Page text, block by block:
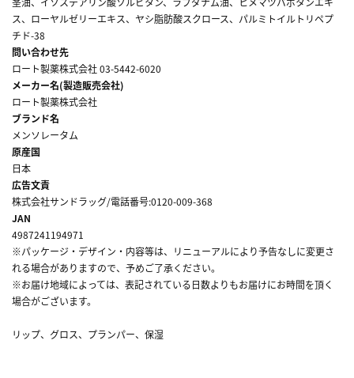
ス、ローヤルゼリーエキス、ヤシ脂肪酸スクロース、パルミトイルトリペプ
チド-38
問い合わせ先
ロート製薬株式会社 03-5442-6020
メーカー名(製造販売会社)
ロート製薬株式会社
ブランド名
メンソレータム
原産国
日本
広告文責
株式会社サンドラッグ/電話番号:0120-009-368
JAN
4987241194971
※パッケージ・デザイン・内容等は、リニューアルにより予告なしに変更さ
れる場合がありますので、予めご了承ください。
※お届け地域によっては、表記されている日数よりもお届けにお時間を頂く
場合がございます。
リップ、グロス、プランパー、保湿